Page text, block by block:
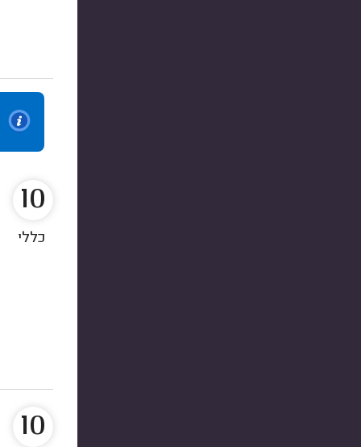
10
כללי
10